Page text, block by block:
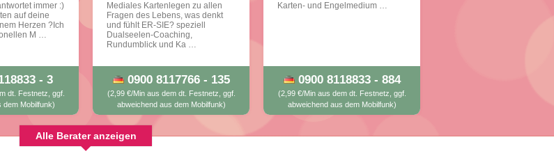
immer :)
auf deine
Herzen ?Ich
M …
- 3
dt. Festnetz, ggf.
dem Mobilfunk)
Mediales Kartenlegen zu allen
Fragen des Lebens, was denkt
und fühlt ER-SIE? speziell
Dualseelen-Coaching,
Rundumblick und Ka …
0900 8117766 - 135
(2,99 €/Min aus dem dt. Festnetz, ggf.
abweichend aus dem Mobilfunk)
Karten- und Engelmedium …
0900 8118833 - 884
(2,99 €/Min aus dem dt. Festnetz, ggf.
abweichend aus dem Mobilfunk)
Alle Berater anzeigen